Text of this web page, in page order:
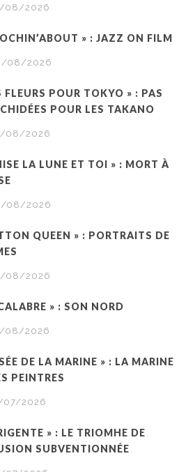
08/2026
» : JAZZ ON FILM
08/2026
FLEURS POUR TOKYO » : PAS
POUR LES TAKANO
08/2026
LA LUNE ET TOI » : MORT À
08/2026
QUEEN » : PORTRAITS DE
08/2026
» : SON NORD
08/2026
DE LA MARINE » : LA MARINE
PEINTRES
07/2026
» : LE TRIOMHE DE
SUBVENTIONNÉE